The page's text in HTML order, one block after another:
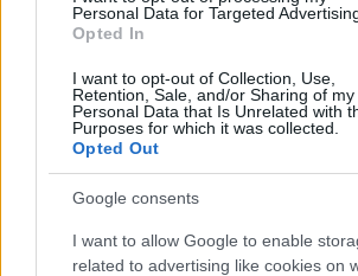
Personal Data for Targeted
Opted In
I want to opt-out of Collection, Use,
Retention, Sale, and/or Sharing of my
Personal Data that Is Unrelated with
Purposes for which it was collected.
Opted Out
Google consents
I want to allow Google to enable
related to advertising like cookies on
BEST OFINTERNET